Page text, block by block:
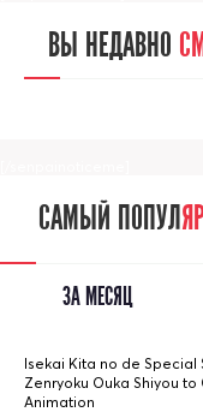
ВЫ НЕДАВНО
САМЫЙ ПОПУЛ
ЗА МЕСЯЦ
Isekai Kita no de Special
Zenryoku Ouka Shiyou to
Animation